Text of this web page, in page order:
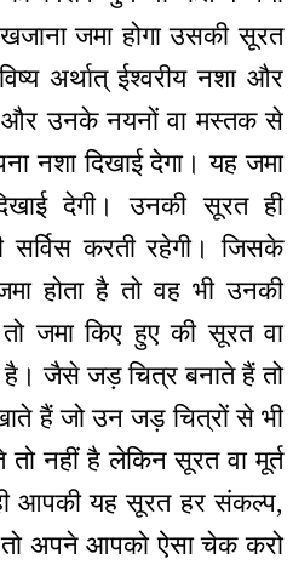
जमा होगा उसकी सूरत
अर्थात् ईश्वरीय नशा और
और उनके नयनों वा मस्तक से
नशा दिखाई देगा। यह जमा
देगी। उनकी सूरत ही
सर्विस करती रहेगी। जिसके
होता है तो वह भी उनकी
जमा किए हुए की सूरत वा
है। जैसे जड़ चित्र बनाते हैं तो
हैं जो उन जड़ चित्रों से भी
नहीं है लेकिन सूरत वा मूर्त
आपकी यह सूरत हर संकल्प,
तो अपने आपको ऐसा चेक करो